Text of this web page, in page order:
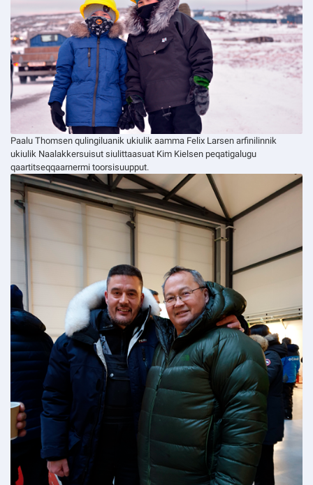
Paalu Thomsen qulingiluanik ukiulik aamma Felix Larsen arfinilinnik
ukiulik Naalakkersuisut siulittaasuat Kim Kielsen peqatigalugu
qaartitseqqaarnermi toorsisuupput.